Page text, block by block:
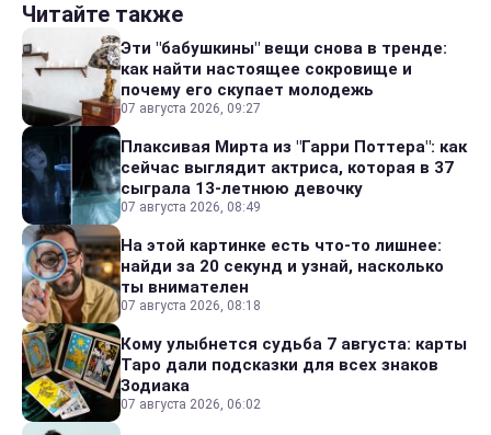
Читайте также
Эти "бабушкины" вещи снова в тренде:
как найти настоящее сокровище и
почему его скупает молодежь
07 августа 2026, 09:27
Плаксивая Мирта из "Гарри Поттера": как
сейчас выглядит актриса, которая в 37
сыграла 13-летнюю девочку
07 августа 2026, 08:49
На этой картинке есть что-то лишнее:
найди за 20 секунд и узнай, насколько
ты внимателен
07 августа 2026, 08:18
Кому улыбнется судьба 7 августа: карты
Таро дали подсказки для всех знаков
Зодиака
07 августа 2026, 06:02